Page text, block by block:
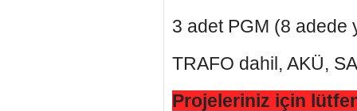
3 adet PGM (8 adede
TRAFO dahil, AKÜ,
Projeleriniz için